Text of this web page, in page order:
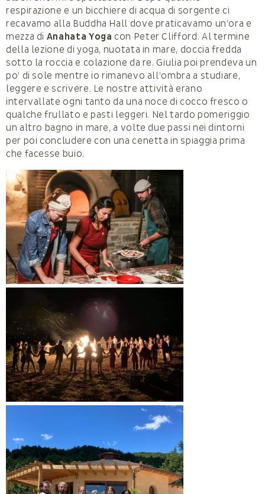
respirazione e un bicchiere di acqua di sorgente ci
recavamo alla Buddha Hall dove praticavamo un’ora e
mezza di Anahata Yoga con Peter Clifford. Al termine
della lezione di yoga, nuotata in mare, doccia fredda
sotto la roccia e colazione da re. Giulia poi prendeva un
po’ di sole mentre io rimanevo all’ombra a studiare,
leggere e scrivere. Le nostre attività erano
intervallate ogni tanto da una noce di cocco fresco o
qualche frullato e pasti leggeri. Nel tardo pomeriggio
un altro bagno in mare, a volte due passi nei dintorni
per poi concludere con una cenetta in spiaggia prima
che facesse buio.